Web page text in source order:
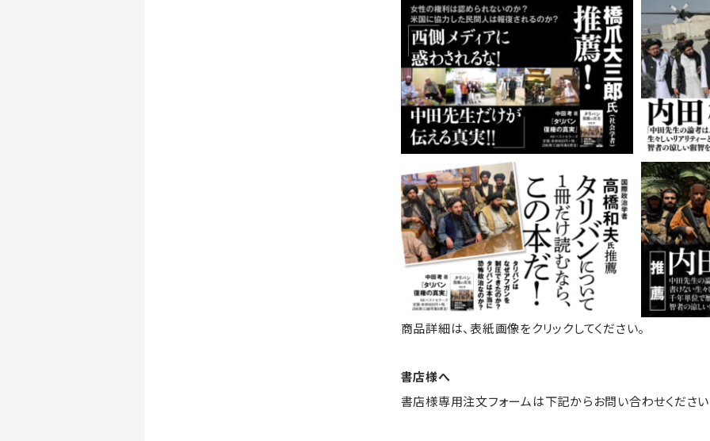
商品詳細は、表紙画像をクリックしてください。
書店様へ
書店様専用注文フォームは下記からお問い合わせください